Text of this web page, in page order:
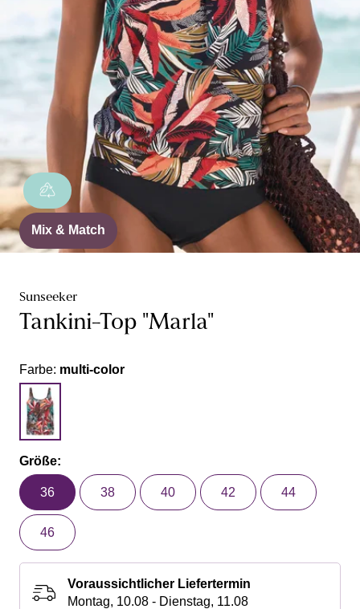
Mix & Match
Sunseeker
Tankini-Top "Marla"
Farbe: multi-color
Größe:
36 38 40 42 44
46
Voraussichtlicher Liefertermin
Montag, 10.08 - Dienstag, 11.08